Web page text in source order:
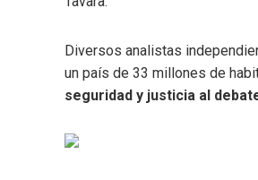
Diversos analistas
un país de 33 millones de
seguridad y justicia al